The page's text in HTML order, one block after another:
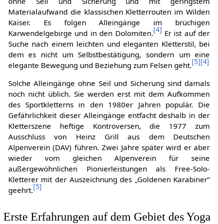
Materialaufwand die klassischen Kletterrouten im Wilden
Kaiser. Es folgen Alleingänge im brüchigen
Karwendelgebirge und in den Dolomiten.[4] Er ist auf der
Suche nach einem leichten und eleganten Kletterstil, bei
dem es nicht um Selbstbestätigung, sondern um eine
elegante Bewegung und Beziehung zum Felsen geht.[5][4]
Solche Alleingänge ohne Seil und Sicherung sind damals
noch nicht üblich. Sie werden erst mit dem Aufkommen
des Sportkletterns in den 1980er Jahren populär. Die
Gefährlichkeit dieser Alleingänge entfacht deshalb in der
Kletterszene heftige Kontroversen, die 1977 zum
Ausschluss von Heinz Grill aus dem Deutschen
Alpenverein (DAV) führen. Zwei Jahre später wird er aber
wieder vom gleichen Alpenverein für seine
außergewöhnlichen Pionierleistungen als Free-Solo-
Kletterer mit der Auszeichnung des „Goldenen Karabiner“
geehrt.[5]
Erste Erfahrungen auf dem Gebiet des Yoga